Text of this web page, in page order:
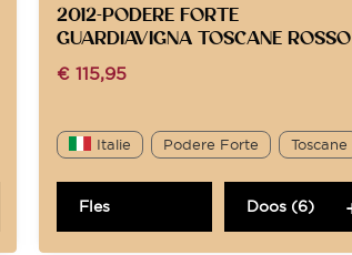
2012-PODERE FORTE
GUARDIAVIGNA TOSCANE ROSSO
€ 115,95
Italie Podere Forte Toscane
Fles Doos (6)